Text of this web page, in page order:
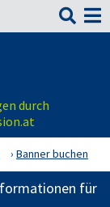

durch
Banner buchen
für